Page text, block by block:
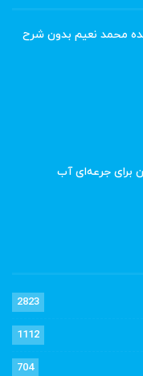
محمد نعیم بدون شرح
برای جرعه‌ای آب
2823
1112
704